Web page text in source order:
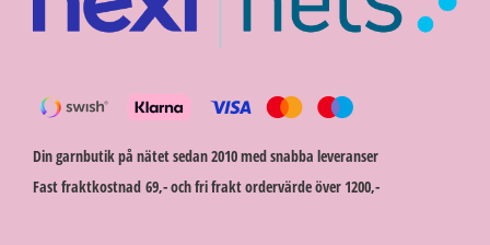
Din garnbutik på nätet sedan 2010 med snabba leveranser
Fast fraktkostnad 69,- och fri frakt ordervärde över 1200,-